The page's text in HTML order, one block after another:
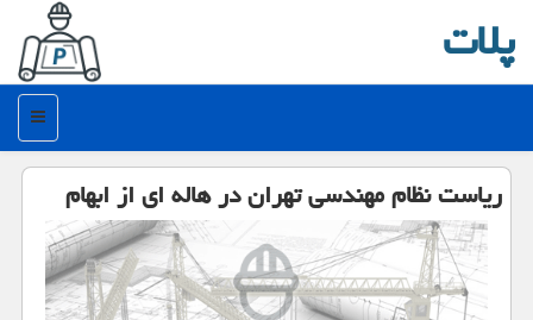
پلات
منو
ریاست نظام مهندسی تهران در هاله ای از ابهام